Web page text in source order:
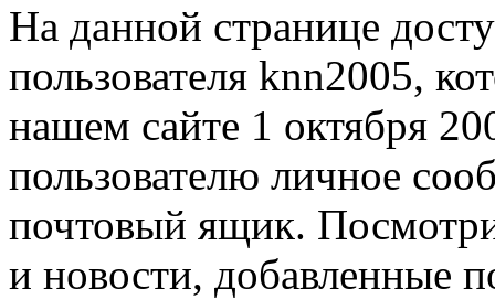
На данной странице
пользователя knn2005,
нашем сайте 1 октября
пользователю личное
почтовый ящик.
и новости, добавленные